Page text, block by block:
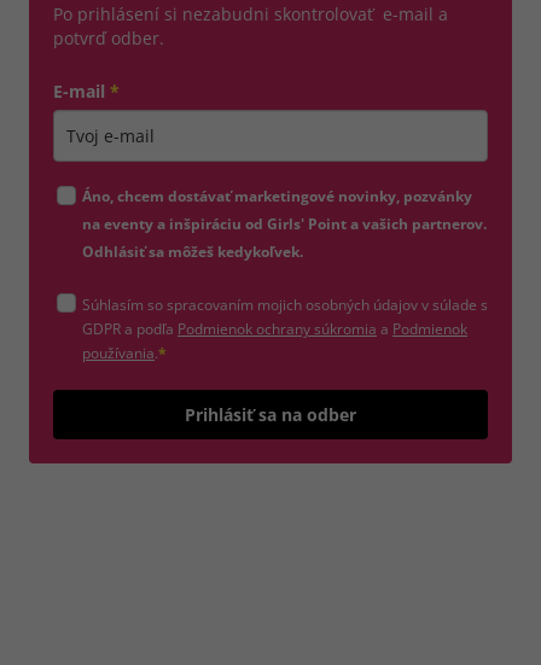
Po prihlásení si nezabudni skontrolovať e-mail a
potvrď odber.
E-mail *
Áno, chcem dostávať marketingové novinky, pozvánky
na eventy a inšpiráciu od Girls' Point a vašich partnerov.
Odhlásiť sa môžeš kedykoľvek.
Súhlasím so spracovaním mojich osobných údajov v súlade s
GDPR a podľa Podmienok ochrany súkromia (otvorí sa v novom okne)
a Podmienok
používania(otvorí sa v novom okne)
.*
Prihlásiť sa na odber